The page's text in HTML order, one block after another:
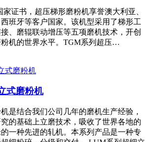
家证书，超压梯形磨粉机享誉澳大利亚、
班牙等客户国家。该机型采用了梯形工
、磨辊联动增压等五项磨机技术，开创
机的世界水平。TGM系列超压…
式磨粉机
是结合我们公司几年的磨机生产经验，
的基础上立磨技术，吸收了世界各地的
一种先进的轧机。本系列产品是一种专